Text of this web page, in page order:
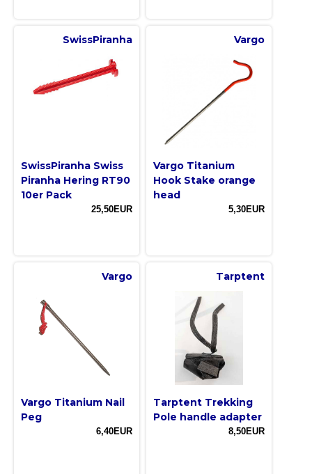
SwissPiranha
SwissPiranha Swiss
Piranha Hering RT90
10er Pack
25,50EUR
Vargo
Vargo Titanium
Hook Stake orange
head
5,30EUR
Vargo
Vargo Titanium Nail
Peg
6,40EUR
Tarptent
Tarptent Trekking
Pole handle adapter
8,50EUR